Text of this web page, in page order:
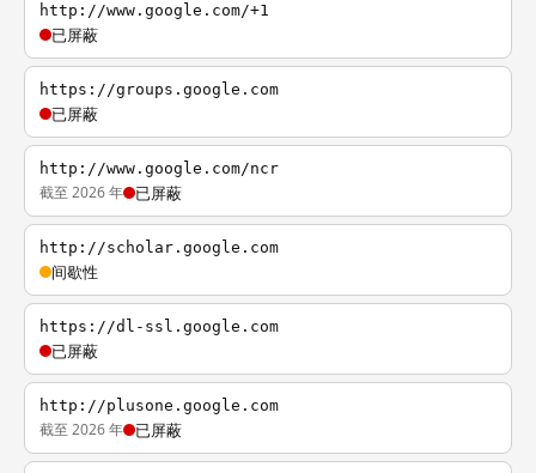
http://www.google.com/+1
已屏蔽
https://groups.google.com
已屏蔽
http://www.google.com/ncr
截至 2026 年 已屏蔽
http://scholar.google.com
间歇性
https://dl-ssl.google.com
已屏蔽
http://plusone.google.com
截至 2026 年 已屏蔽